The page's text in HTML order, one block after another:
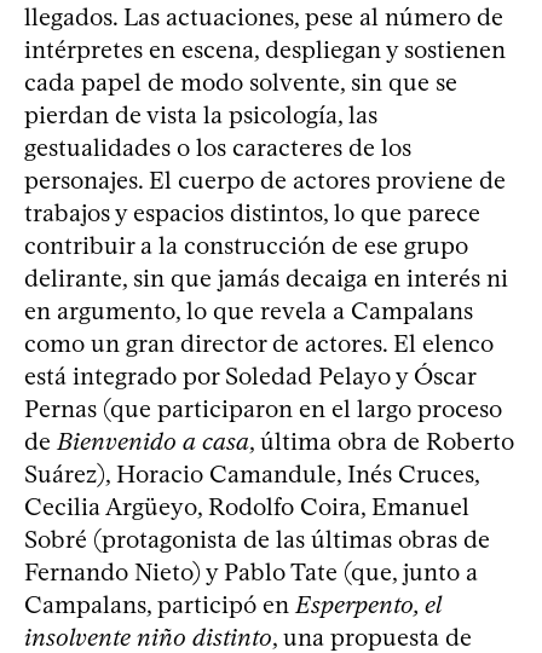
llegados. Las actuaciones, pese al número de
intérpretes en escena, despliegan y sostienen
cada papel de modo solvente, sin que se
pierdan de vista la psicología, las
gestualidades o los caracteres de los
personajes. El cuerpo de actores proviene de
trabajos y espacios distintos, lo que parece
contribuir a la construcción de ese grupo
delirante, sin que jamás decaiga en interés ni
en argumento, lo que revela a Campalans
como un gran director de actores. El elenco
está integrado por Soledad Pelayo y Óscar
Pernas (que participaron en el largo proceso
de Bienvenido a casa, última obra de Roberto
Suárez), Horacio Camandule, Inés Cruces,
Cecilia Argüeyo, Rodolfo Coira, Emanuel
Sobré (protagonista de las últimas obras de
Fernando Nieto) y Pablo Tate (que, junto a
Campalans, participó en Esperpento, el
insolvente niño distinto, una propuesta de